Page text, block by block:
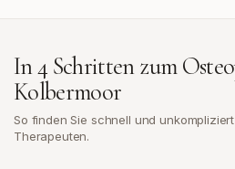
In 4 Schritten zum
Kolbermoor
So finden Sie schnell und
Therapeuten.